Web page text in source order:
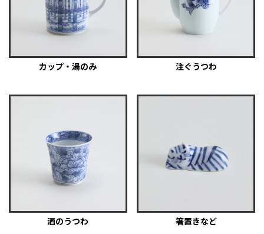
カップ・湯のみ 注ぐうつわ
酒のうつわ 箸置きなど